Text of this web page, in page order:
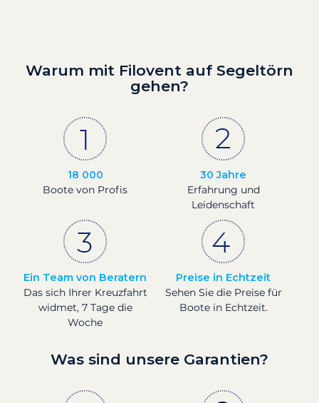
Warum mit Filovent auf Segeltörn
gehen?
18 000
Boote von Profis
30 Jahre
Erfahrung und
Leidenschaft
Ein Team von Beratern
Das sich Ihrer Kreuzfahrt
widmet, 7 Tage die
Woche
Preise in Echtzeit
Sehen Sie die Preise für
Boote in Echtzeit.
Was sind unsere Garantien?